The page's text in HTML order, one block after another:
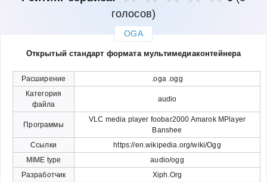
голосов)
OGA
Открытый стандарт формата мультимедиаконтейнера
Расширение
.oga .ogg
Категория
файла
audio
Программы
VLC media player foobar2000 Amarok MPlayer
Banshee
Ссылки
https://en.wikipedia.org/wiki/Ogg
MIME type
audio/ogg
Разработчик
Xiph.Org